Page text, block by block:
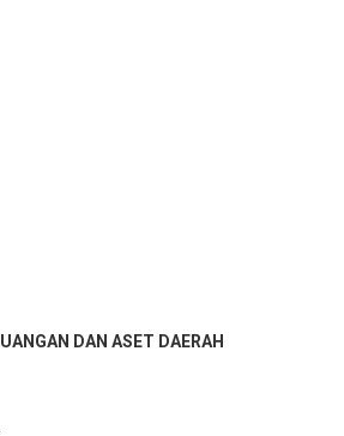
DAN ASET DAERAH